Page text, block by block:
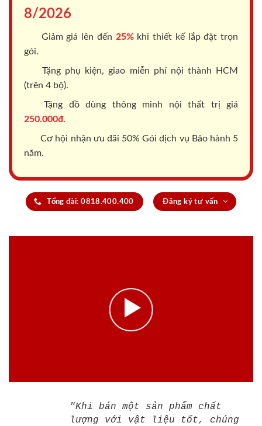
8/2026
Giảm giá lên đến 25%khi thiết kế lắp đặt trọn
gói.
Tặng phụ kiện, giao miễn phí nội thành HCM
(trên 4 bộ).
Tặng đồ dùng thông minh nội thất trị giá
250.000đ.
Cơ hội nhận ưu đãi 50% Gói dịch vụ Bảo hành 5
năm.
Tổng đài: 0818.400.400 Đăng ký tư vấn
"Khi bán một sản phẩm chất
lượng với vật liệu tốt, chúng